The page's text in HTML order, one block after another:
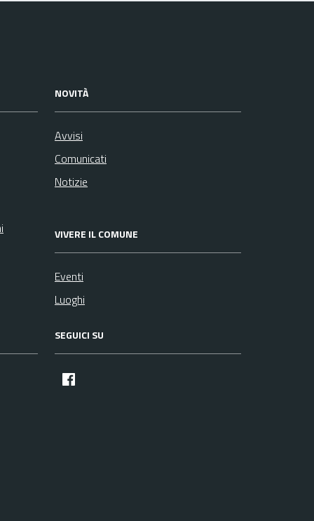
NOVITÀ
Avvisi
Comunicati
Notizie
VIVERE IL COMUNE
Eventi
Luoghi
SEGUICI SU